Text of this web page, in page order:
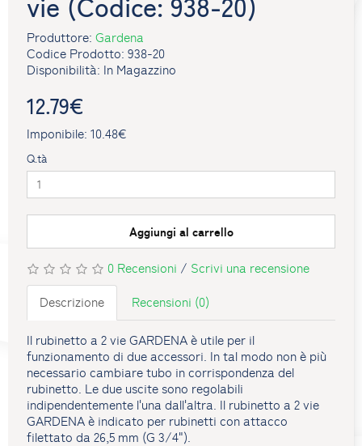
vie (Codice: 938-20)
Produttore:Gardena
Codice Prodotto: 938-20
Disponibilità: In Magazzino
12.79€
Imponibile: 10.48€
Q.tà
Aggiungi al carrello
0 Recensioni / Scrivi una recensione
Descrizione Recensioni (0)
Il rubinetto a 2 vie GARDENA è utile per il
funzionamento di due accessori. In tal modo non è più
necessario cambiare tubo in corrispondenza del
rubinetto. Le due uscite sono regolabili
indipendentemente l'una dall'altra. Il rubinetto a 2 vie
GARDENA è indicato per rubinetti con attacco
filettato da 26,5 mm (G 3/4").